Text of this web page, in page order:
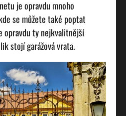
je opravdu mnoho
se můžete také poptat
opravdu ty nejkvalitnější
stojí garážová vrata.